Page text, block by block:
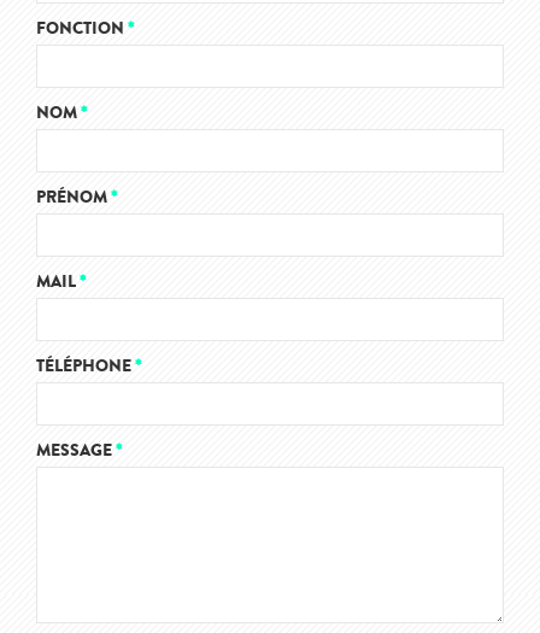
FONCTION*
NOM*
PRÉNOM*
MAIL*
TÉLÉPHONE*
MESSAGE*